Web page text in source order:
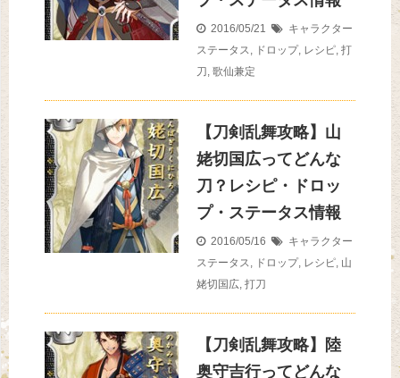
2016/05/21
キャラクター
ステータス, ドロップ, レシピ, 打
刀 , 歌仙兼定
【刀剣乱舞攻略】山
姥切国広ってどんな
刀？レシピ・ドロッ
プ・ステータス情報
2016/05/16
キャラクター
ステータス, ドロップ, レシピ, 山
姥切国広, 打刀
【刀剣乱舞攻略】陸
奥守吉行ってどんな